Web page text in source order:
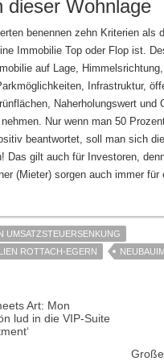
dieser Wohnlage
benennen zehn Kriterien als
Immobilie Top oder Flop ist.
auf Lage, Himmelsrichtung,
Infrastruktur,
Naherholungswert und
Nur wenn man 50
beantwortet, soll man sich
Das gilt auch für Investoren,
(Mieter) sorgen auch immer für
UMSATZSTEUERSENKUNG
ROTTACH-EGERN
Art: Mon
lud in die VIP-Suite